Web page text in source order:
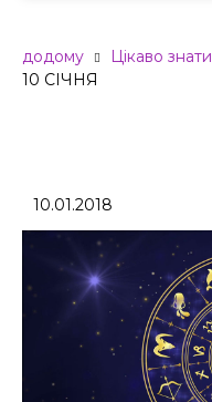
додому Цікаво знати
10 СІЧНЯ
10.01.2018